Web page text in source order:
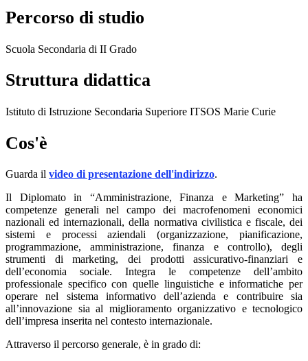
Percorso di studio
Scuola Secondaria di II Grado
Struttura didattica
Istituto di Istruzione Secondaria Superiore ITSOS Marie Curie
Cos'è
Guarda il video di presentazione dell'indirizzo.
Il Diplomato in “Amministrazione, Finanza e Marketing” ha
competenze generali nel campo dei macrofenomeni economici
nazionali ed internazionali, della normativa civilistica e fiscale, dei
sistemi e processi aziendali (organizzazione, pianificazione,
programmazione, amministrazione, finanza e controllo), degli
strumenti di marketing, dei prodotti assicurativo-finanziari e
dell’economia sociale. Integra le competenze dell’ambito
professionale specifico con quelle linguistiche e informatiche per
operare nel sistema informativo dell’azienda e contribuire sia
all’innovazione sia al miglioramento organizzativo e tecnologico
dell’impresa inserita nel contesto internazionale.
Attraverso il percorso generale, è in grado di: